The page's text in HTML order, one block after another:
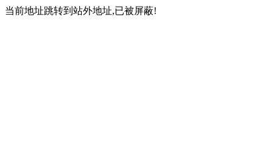
当前地址跳转到站外地址,已被屏蔽!